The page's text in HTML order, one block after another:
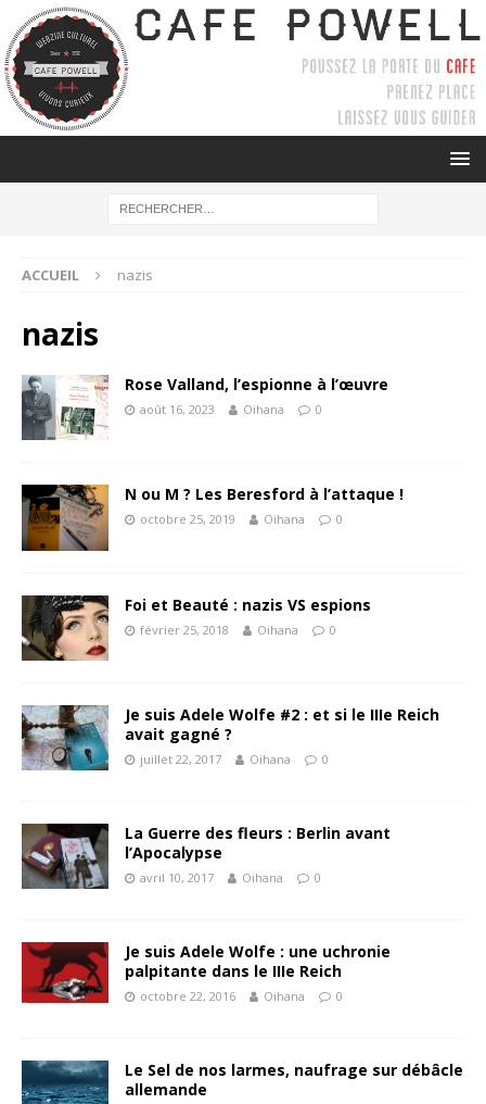
ACCUEIL nazis
nazis
Rose Valland, l’espionne à l’œuvre
août 16, 2023 Oihana 0
N ou M ? Les Beresford à l’attaque !
octobre 25, 2019 Oihana 0
Foi et Beauté : nazis VS espions
février 25, 2018 Oihana 0
Je suis Adele Wolfe #2 : et si le IIIe Reich
avait gagné ?
juillet 22, 2017 Oihana 0
La Guerre des fleurs : Berlin avant
l’Apocalypse
avril 10, 2017 Oihana 0
Je suis Adele Wolfe : une uchronie
palpitante dans le IIIe Reich
octobre 22, 2016 Oihana 0
Le Sel de nos larmes, naufrage sur débâcle
allemande